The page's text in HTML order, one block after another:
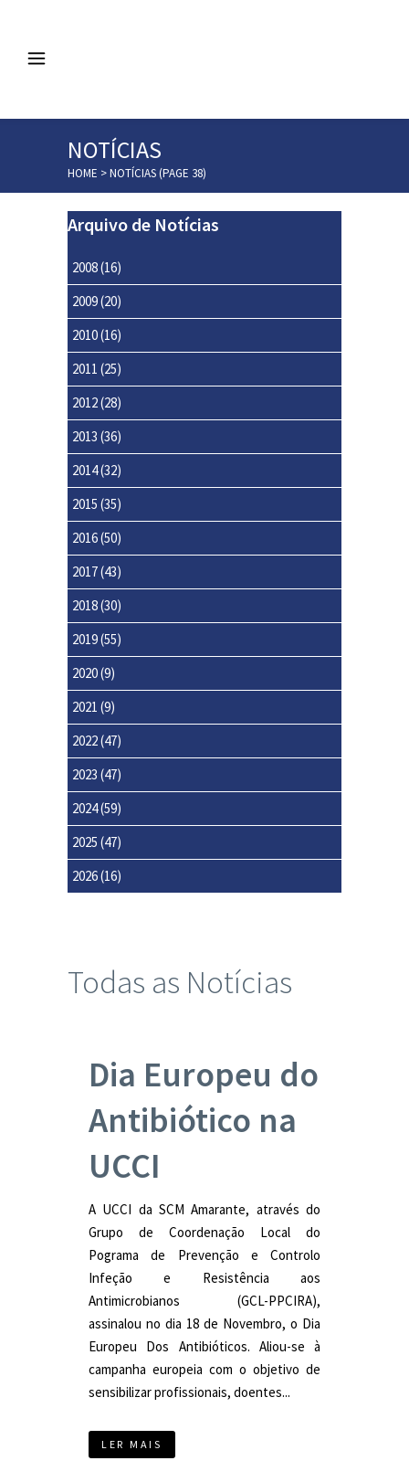
NOTÍCIAS
HOME >NOTÍCIAS(PAGE 38)
Arquivo de Notícias
2008(16)
2009(20)
2010(16)
2011 (25)
2012(28)
2013 (36)
2014(32)
2015 (35)
2016(50)
2017(43)
2018(30)
2019(55)
2020(9)
2021 (9)
2022(47)
2023 (47)
2024(59)
2025 (47)
2026(16)
Todas as Notícias
Dia Europeu do
Antibiótico na
UCCI
A UCCI da SCM Amarante, através do
Grupo de Coordenação Local do
Pograma de Prevenção e Controlo
Infeção e Resistência aos
Antimicrobianos (GCL-PPCIRA),
assinalou no dia 18 de Novembro, o Dia
Europeu Dos Antibióticos. Aliou-se à
campanha europeia com o objetivo de
sensibilizar profissionais, doentes...
LER MAIS